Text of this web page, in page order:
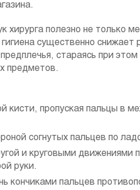
хирурга полезно не только
существенно снижает
стараясь при этом
предметов.
кисти, пропуская пальцы в
согнутых пальцев по
и круговыми движениями
руки.
кончиками пальцев